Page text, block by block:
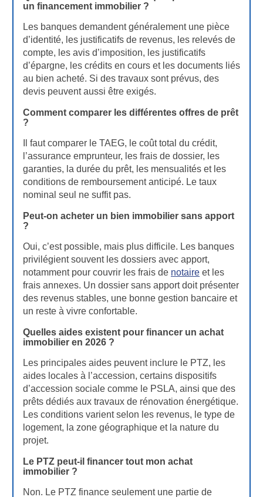
un financement immobilier ?
Les banques demandent généralement une pièce
d’identité, les justificatifs de revenus, les relevés de
compte, les avis d’imposition, les justificatifs
d’épargne, les crédits en cours et les documents liés
au bien acheté. Si des travaux sont prévus, des
devis peuvent aussi être exigés.
Comment comparer les différentes offres de prêt
?
Il faut comparer le TAEG, le coût total du crédit,
l’assurance emprunteur, les frais de dossier, les
garanties, la durée du prêt, les mensualités et les
conditions de remboursement anticipé. Le taux
nominal seul ne suffit pas.
Peut-on acheter un bien immobilier sans apport
?
Oui, c’est possible, mais plus difficile. Les banques
privilégient souvent les dossiers avec apport,
notamment pour couvrir les frais de notaire et les
frais annexes. Un dossier sans apport doit présenter
des revenus stables, une bonne gestion bancaire et
un reste à vivre confortable.
Quelles aides existent pour financer un achat
immobilier en 2026 ?
Les principales aides peuvent inclure le PTZ, les
aides locales à l’accession, certains dispositifs
d’accession sociale comme le PSLA, ainsi que des
prêts dédiés aux travaux de rénovation énergétique.
Les conditions varient selon les revenus, le type de
logement, la zone géographique et la nature du
projet.
Le PTZ peut-il financer tout mon achat
immobilier ?
Non. Le PTZ finance seulement une partie de